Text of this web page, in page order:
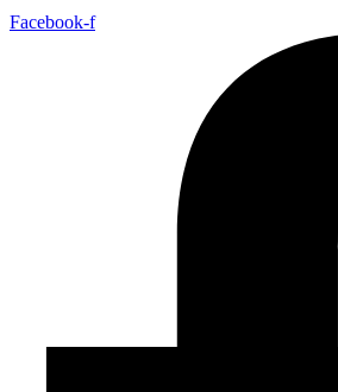
Facebook-f